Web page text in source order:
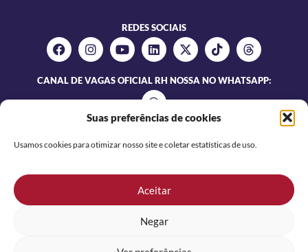
Suas preferências de cookies
Usamos cookies para otimizar nosso site e coletar estatísticas de uso.
Aceitar
Negar
REDES SOCIAIS
CANAL DE VAGAS OFICIAL RH NOSSA NO WHATSAPP:
NOSSA SERVICO TEMPORÁRIO E GESTAO DE PESSOAS LTDA |